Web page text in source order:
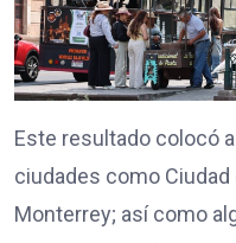
Este resultado colocó
ciudades como Ciudad
Monterrey; así como